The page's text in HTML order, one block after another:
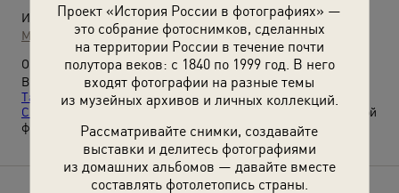
Проект «История России в фотографиях» —
это собрание фотоснимков, сделанных
на территории России в течение почти
полутора веков: с 1840 по 1999 год. В него
входят фотографии на разные темы
из музейных архивов и личных коллекций.
Рассматривайте снимки, создавайте
выставки и делитесь фотографиями
из домашних альбомов — давайте вместе
составлять фотолетопись страны.
Источники:
МАММ / МДФ
О фотографии:
Выставки
«Зима в объективе Всеволода
Тарасевича»,«Возвращение в детство: игровые площадки
СССР»
и видео «Валерий Брюсов. "Детская площадка"»
с этой
фотографией.